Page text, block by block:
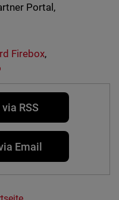
Portal,
Firebox,
RSS
Email